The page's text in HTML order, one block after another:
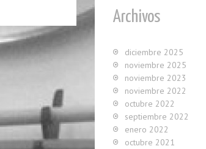
Archivos
diciembre 2025
noviembre 2025
noviembre 2023
noviembre 2022
octubre 2022
septiembre 2022
enero 2022
octubre 2021